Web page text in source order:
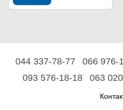
044 337-78-77 066 976-
093 576-18-18
063